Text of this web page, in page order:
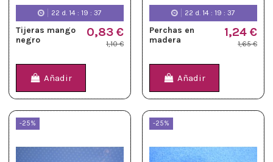
22d. 14: 19: 36
Tijeras mango
negro
0,83 €
1,10 €
Añadir
22d. 14: 19: 36
Perchas en
madera
1,24 €
1,65 €
Añadir
-25% -25%